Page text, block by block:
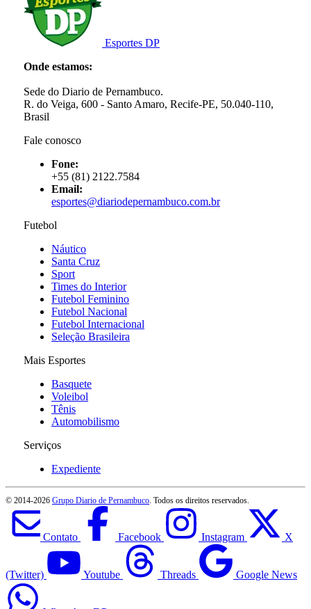
Esportes DP
Onde estamos:
Sede do Diario de Pernambuco.
R. do Veiga, 600 - Santo Amaro, Recife-PE, 50.040-110,
Brasil
Fale conosco
Fone:
+55 (81) 2122.7584
Email:
esportes@diariodepernambuco.com.br
Futebol
Náutico
Santa Cruz
Sport
Times do Interior
Futebol Feminino
Futebol Nacional
Futebol Internacional
Seleção Brasileira
Mais Esportes
Basquete
Voleibol
Tênis
Automobilismo
Serviços
Expediente
© 2014-2026 Grupo Diario de Pernambuco . Todos os direitos reservados.
Contato Facebook Instagram X
(Twitter) Youtube Threads Google News